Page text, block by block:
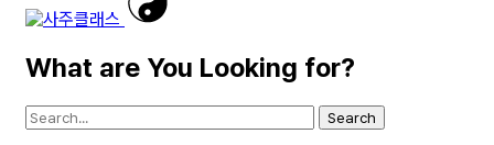
What are You Looking for?
Search